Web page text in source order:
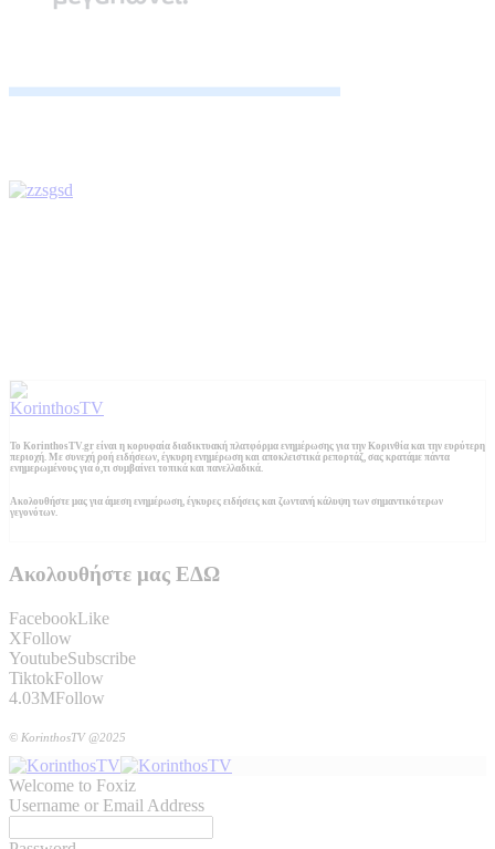
Το KorinthosTV.gr είναι η κορυφαία διαδικτυακή πλατφόρμα ενημέρωσης για την Κορινθία και την ευρύτερη
περιοχή. Με συνεχή ροή ειδήσεων, έγκυρη ενημέρωση και αποκλειστικά ρεπορτάζ, σας κρατάμε πάντα
ενημερωμένους για ό,τι συμβαίνει τοπικά και πανελλαδικά.
Ακολουθήστε μας για άμεση ενημέρωση, έγκυρες ειδήσεις και ζωντανή κάλυψη των σημαντικότερων
γεγονότων.
Ακολουθήστε μας ΕΔΩ
FacebookLike
XFollow
YoutubeSubscribe
TiktokFollow
4.03MFollow
© KorinthosTV @2025
Welcome to Foxiz
Username or Email Address